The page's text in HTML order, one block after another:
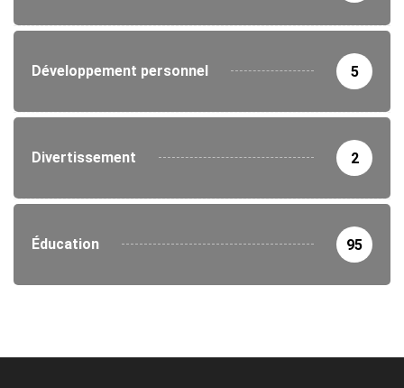
Développement personnel 5
Divertissement 2
Éducation 95